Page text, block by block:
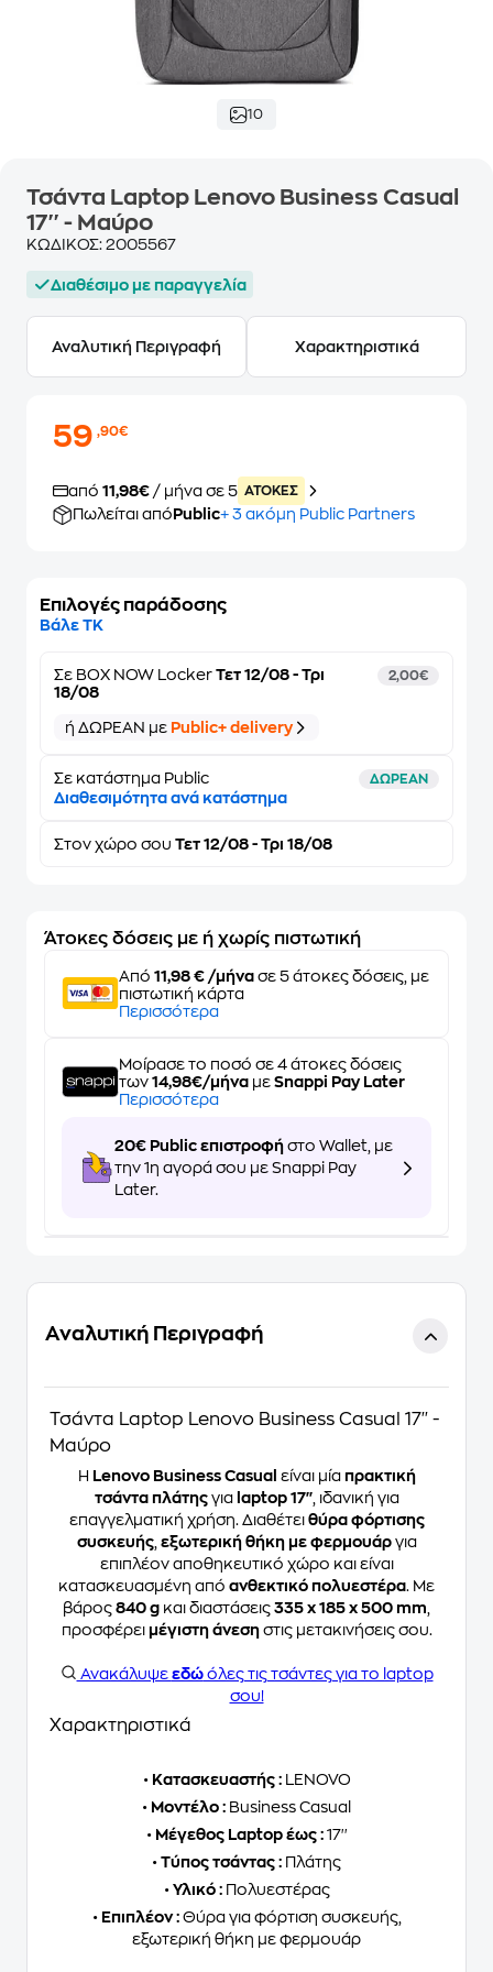
10
Τσάντα Laptop Lenovo Business Casual
17'' - Μαύρο
ΚΩΔΙΚΟΣ: 2005567
Διαθέσιμο με παραγγελία
Αναλυτική Περιγραφή Χαρακτηριστικά
59,90€
από 11,98€ / μήνα σε 5 ATOKEΣ
Πωλείται από Public+ 3 ακόμη Public Partners
Επιλογές παράδοσης
Βάλε ΤΚ
Σε BOX NOW Locker Τετ 12/08 - Τρι
18/08
2,00€
ή ΔΩΡΕΑΝ με Public+ delivery
Σε κατάστημα Public ΔΩΡΕΑΝ
Διαθεσιμότητα ανά κατάστημα
Στον χώρο σου Τετ 12/08 - Τρι 18/08
Άτοκες δόσεις με ή χωρίς πιστωτική
Από 11,98 € /μήνα σε 5 άτοκες δόσεις, με
πιστωτική κάρτα
Περισσότερα
Μοίρασε το ποσό σε 4 άτοκες δόσεις
των 14,98€/μήνα με Snappi Pay Later
Περισσότερα
20€ Public επιστροφή στο Wallet, με
την 1η αγορά σου με Snappi Pay
Later.
Αναλυτική Περιγραφή
Τσάντα Laptop Lenovo Business Casual 17'' -
Μαύρο
Η Lenovo Business Casual είναι μία πρακτική
τσάντα πλάτηςγια laptop 17'', ιδανική για
επαγγελματική χρήση. Διαθέτει θύρα φόρτισης
συσκευής, εξωτερική θήκη με φερμουάργια
επιπλέον αποθηκευτικό χώρο και είναι
κατασκευασμένη από ανθεκτικό πολυεστέρα. Με
βάρος 840 g και διαστάσεις 335 x 185 x 500 mm
προσφέρει μέγιστη άνεσηστις μετακινήσεις σου.
Ανακάλυψε εδώόλες τις τσάντες για το laptop
σου!
Χαρακτηριστικά
•Κατασκευαστής :LENOVO
• Μοντέλο : Business Casual
•Μέγεθος Laptop έως :17''
• Τύπος τσάντας : Πλάτης
•Υλικό :Πολυεστέρας
•Επιπλέον :Θύρα για φόρτιση συσκευής,
εξωτερική θήκη με φερμουάρ